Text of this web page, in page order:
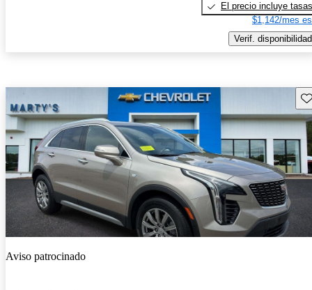
El precio incluye tasas
$1,142/mes
Verif. disponibilidad
Aviso patrocinado